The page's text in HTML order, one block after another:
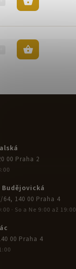
00 Praha 2
Budějovická
140 00 Praha 4
· So a Ne 9:00 až 19:00
00 Praha 4